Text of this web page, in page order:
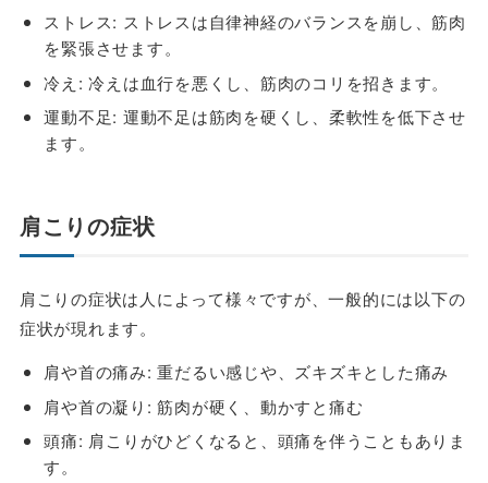
ストレス: ストレスは自律神経のバランスを崩し、筋肉
を緊張させます。
冷え : 冷えは血行を悪くし、筋肉のコリを招きます。
運動不足: 運動不足は筋肉を硬くし、柔軟性を低下させ
ます。
肩こりの症状
肩こりの症状は人によって様々ですが、一般的には以下の
症状が現れます。
肩や首の痛み: 重だるい感じや、ズキズキとした痛み
肩や首の凝り : 筋肉が硬く、動かすと痛む
頭痛: 肩こりがひどくなると、頭痛を伴うこともありま
す。